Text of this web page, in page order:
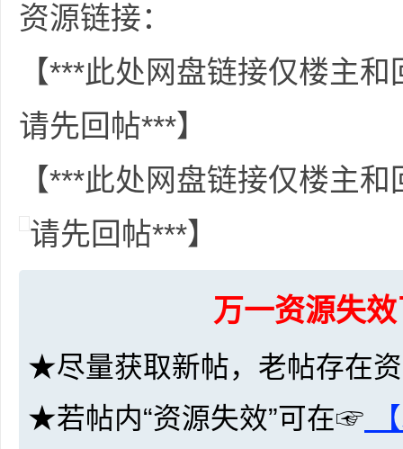
资源链接：
【***此处网盘链接仅楼主
请先回帖***】
【***此处网盘链接仅楼主
请先回帖***】
万一资源失
★尽量获取新帖，老帖存在
★若帖内“资源失效”可在☞